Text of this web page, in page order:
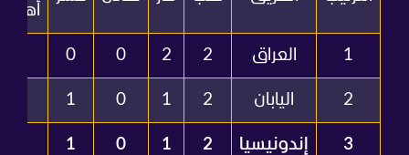
1 العراق 2
2
0
0
2 اليابان 2
1
0
1
3 إندونيسيا 2
1
0
1